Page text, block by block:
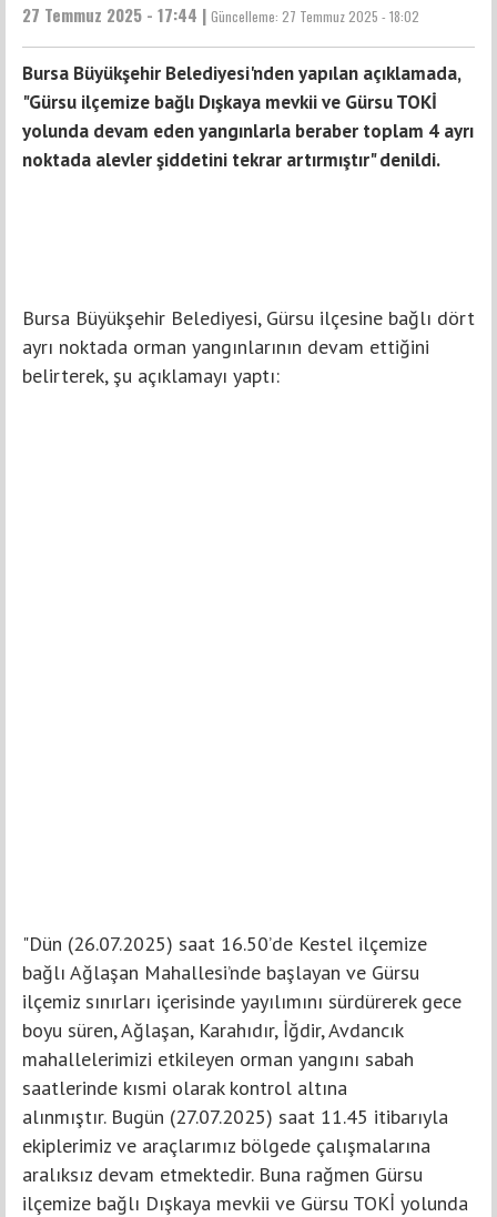
27 Temmuz 2025 - 17:44 | Güncelleme: 27 Temmuz 2025 - 18:02
Bursa Büyükşehir Belediyesi'nden yapılan açıklamada,
"Gürsu ilçemize bağlı Dışkaya mevkii ve Gürsu TOKİ
yolunda devam eden yangınlarla beraber toplam 4 ayrı
noktada alevler şiddetini tekrar artırmıştır" denildi.
Bursa Büyükşehir Belediyesi, Gürsu ilçesine bağlı dört
ayrı noktada orman yangınlarının devam ettiğini
belirterek, şu açıklamayı yaptı:
"Dün (26.07.2025) saat 16.50’de Kestel ilçemize
bağlı Ağlaşan Mahallesi’nde başlayan ve Gürsu
ilçemiz sınırları içerisinde yayılımını sürdürerek gece
boyu süren, Ağlaşan, Karahıdır, İğdir, Avdancık
mahallelerimizi etkileyen orman yangını sabah
saatlerinde kısmi olarak kontrol altına
alınmıştır. Bugün (27.07.2025) saat 11.45 itibarıyla
ekiplerimiz ve araçlarımız bölgede çalışmalarına
aralıksız devam etmektedir. Buna rağmen Gürsu
ilçemize bağlı Dışkaya mevkii ve Gürsu TOKİ yolunda